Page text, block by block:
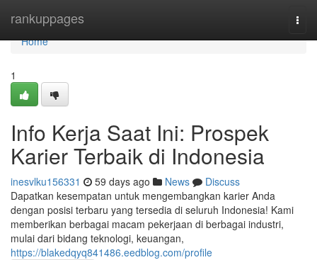
rankuppages
Home
Home
1
Info Kerja Saat Ini: Prospek
Karier Terbaik di Indonesia
inesvlku156331 59 days ago News
Discuss
Dapatkan kesempatan untuk mengembangkan karier Anda
dengan posisi terbaru yang tersedia di seluruh Indonesia! Kami
memberikan berbagai macam pekerjaan di berbagai industri,
mulai dari bidang teknologi, keuangan,
https://blakedqyq841486.eedblog.com/profile